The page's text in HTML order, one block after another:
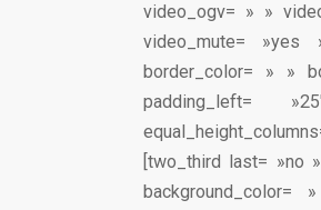
video_ogv= » »
video_mute=
border_color= » »
padding_left=
[two_third last= »no
background_color=